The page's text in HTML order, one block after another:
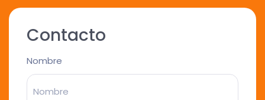
Contacto
Nombre